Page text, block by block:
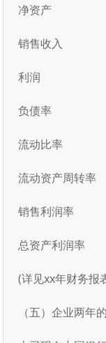
净资产
销售收入
利润
负债率
流动比率
流动资产周转率
销售利润率
总资产利润率
(详见xx年财务报
（五）企业两年